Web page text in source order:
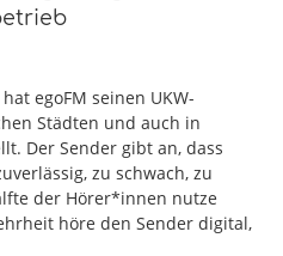
egoFM seinen UKW-
Städten und auch in
Der Sender gibt an, dass
zu schwach, zu
der Hörer*innen nutze
höre den Sender digital,